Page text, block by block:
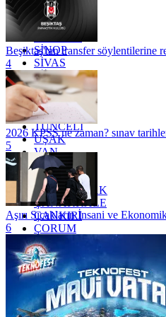
RİZE
SAKARYA
SİNOP
SİVAS
SİİRT
TEKİRDAĞ
TOKAT
TRABZON
TUNCELİ
UŞAK
VAN
YALOVA
YOZGAT
ZONGULDAK
ÇANAKKALE
ÇANKIRI
ÇORUM
İSTANBUL
İZMİR
ŞANLIURFA
ŞIRNAK
Beşiktaş'tan transfer söylentilerine
4
2026 KPSS ne zaman? sınav
5
Aşırı Sıcakların İnsani ve
6